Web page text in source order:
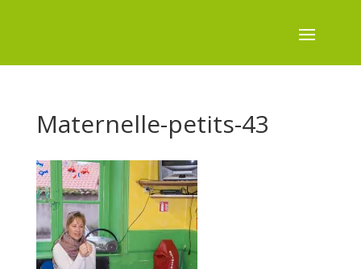
Maternelle-petits-43